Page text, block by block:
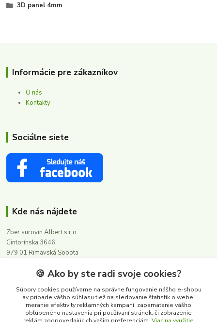
3D panel 4mm
Informácie pre zákazníkov
O nás
Kontakty
Sociálne siete
Kde nás nájdete
Zber surovín Albert s.r.o.
Cintorínska 3646
979 01 Rimavská Sobota
Kontakty
0911 502 504
(Po-Pia, 8-16 hod.)
🍪 Ako by ste radi svoje cookies?
Súbory cookies používame na správne fungovanie nášho e-shopu
av prípade vášho súhlasu tiež na sledovanie štatistík o webe,
meranie efektivity reklamných kampaní, zapamätanie vášho
obľúbeného nastavenia pri používaní stránok, či zobrazenie